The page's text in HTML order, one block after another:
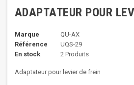
ADAPTATEUR POUR
Marque
QU-AX
Référence
UQS-29
En stock
2 Produits
Adaptateur pour levier de frein